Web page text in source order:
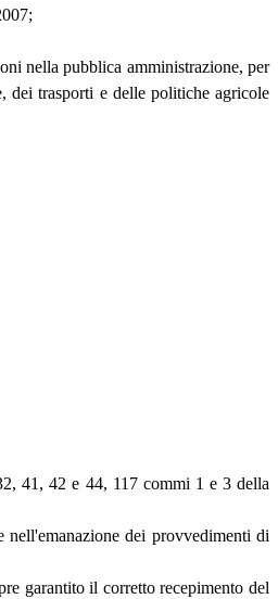
nella pubblica amministrazione, per
dei trasporti e delle politiche agricole
41, 42 e 44, 117 commi 1 e 3 della
dei provvedimenti di
garantito il corretto recepimento del